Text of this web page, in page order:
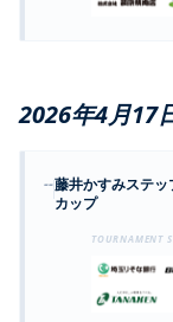
2026年4月17
--藤井かすみステ
カップ
TOURNAMENT